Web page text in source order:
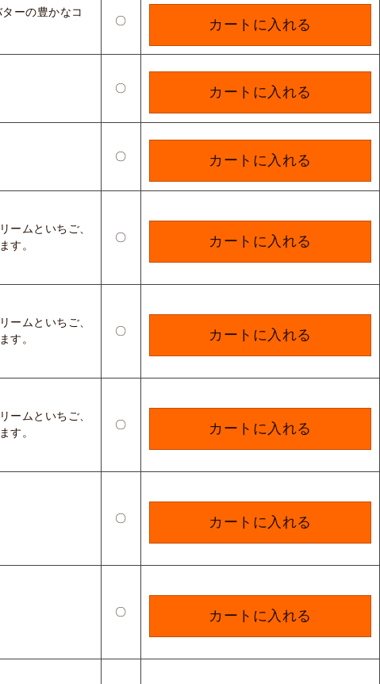
ーの豊かなコ
〇 カートに入れる
〇 カートに入れる
〇 カートに入れる
ームといちご、
す。
〇 カートに入れる
ームといちご、
す。
〇 カートに入れる
ームといちご、
す。
〇 カートに入れる
〇 カートに入れる
〇 カートに入れる